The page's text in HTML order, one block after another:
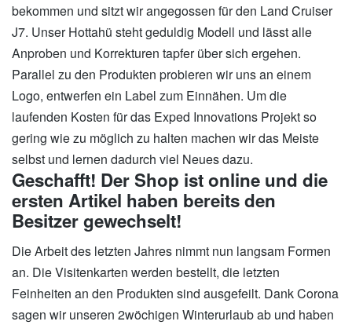
bekommen und sitzt wir angegossen für den Land Cruiser
J7. Unser Hottahü steht geduldig Modell und lässt alle
Anproben und Korrekturen tapfer über sich ergehen.
Parallel zu den Produkten probieren wir uns an einem
Logo, entwerfen ein Label zum Einnähen. Um die
laufenden Kosten für das Exped Innovations Projekt so
gering wie zu möglich zu halten machen wir das Meiste
selbst und lernen dadurch viel Neues dazu.
Geschafft! Der Shop ist online und die
ersten Artikel haben bereits den
Besitzer gewechselt!
Die Arbeit des letzten Jahres nimmt nun langsam Formen
an. Die Visitenkarten werden bestellt, die letzten
Feinheiten an den Produkten sind ausgefeilt. Dank Corona
sagen wir unseren 2wöchigen Winterurlaub ab und haben